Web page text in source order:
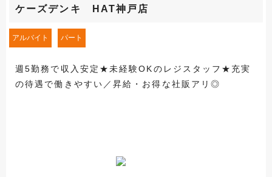
ケーズデンキ HAT神戸店
アルバイト パート
週5勤務で収入安定★未経験OKのレジスタッフ★充実
の待遇で働きやすい／昇給・お得な社販アリ◎